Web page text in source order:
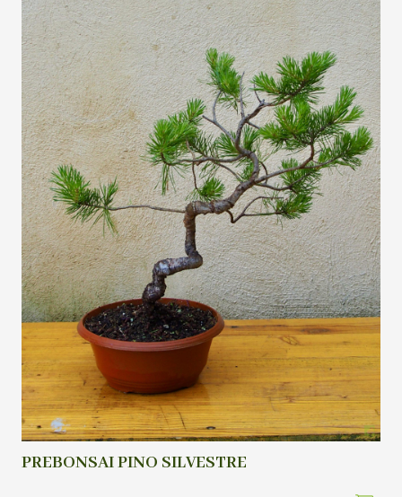
PREBONSAI PINO SILVESTRE